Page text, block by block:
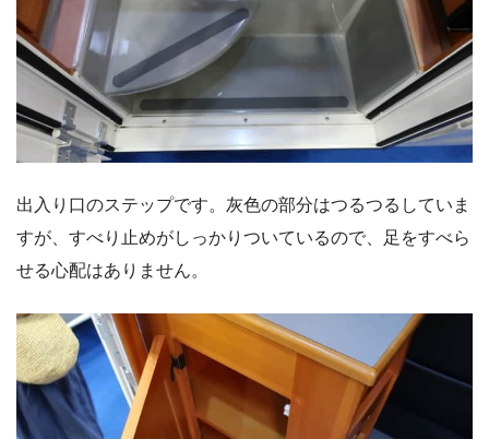
出入り口のステップです。灰色の部分はつるつるしていま
すが、すべり止めがしっかりついているので、足をすべら
せる心配はありません。